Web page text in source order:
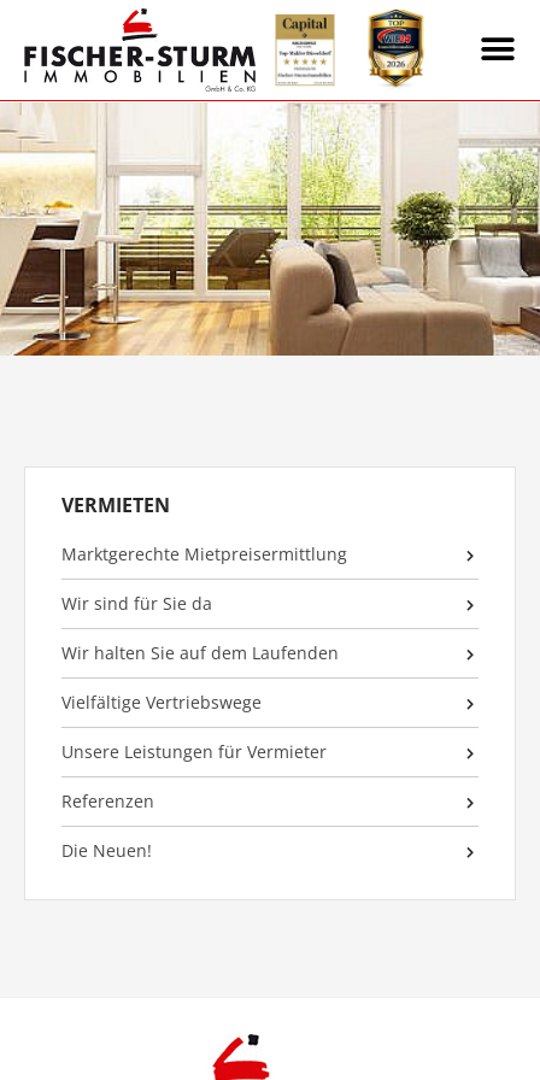
VERMIETEN
Marktgerechte Mietpreisermittlung
Wir sind für Sie da
Wir halten Sie auf dem Laufenden
Vielfältige Vertriebswege
Unsere Leistungen für Vermieter
Referenzen
Die Neuen!